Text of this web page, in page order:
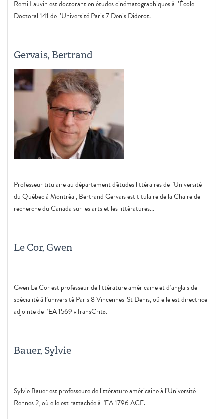
Remi Lauvin est doctorant en études cinématographiques à l’École
Doctoral 141 de l’Université Paris 7 Denis Diderot.
Gervais, Bertrand
Professeur titulaire au département d'études littéraires de l'Université
du Québec à Montréal, Bertrand Gervais est titulaire de la Chaire de
recherche du Canada sur les arts et les littératures...
Le Cor, Gwen
Gwen Le Cor est professeur de littérature américaine et d’anglais de
spécialité à l’université Paris 8 Vincennes-St Denis, où elle est directrice
adjointe de l’EA 1569 «TransCrit».
Bauer, Sylvie
Sylvie Bauer est professeure de littérature américaine à l’Université
Rennes 2, où elle est rattachée à l'EA 1796 ACE.